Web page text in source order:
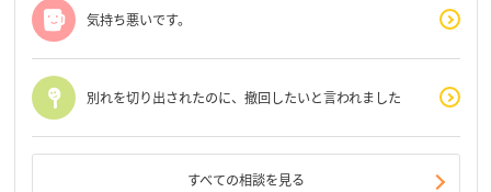
気持ち悪いです。
別れを切り出されたのに、撤回したいと言われました
すべての相談を見る